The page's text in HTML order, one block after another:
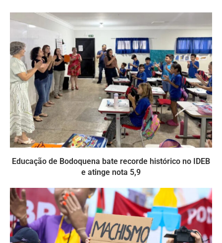
Educação de Bodoquena bate recorde histórico no IDEB
e atinge nota 5,9